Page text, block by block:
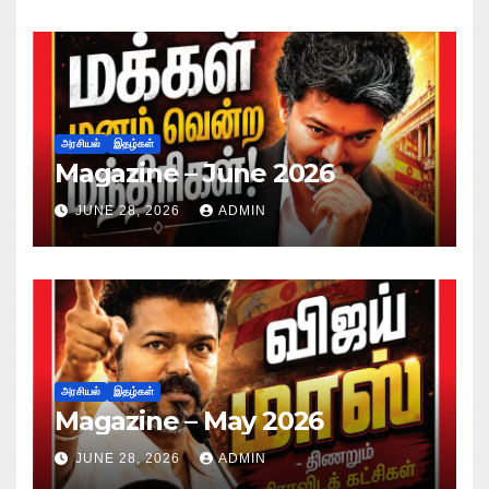
அரசியல் இதழ்கள்
Magazine – June 2026
JUNE 28, 2026 ADMIN
அரசியல் இதழ்கள்
Magazine – May 2026
JUNE 28, 2026 ADMIN